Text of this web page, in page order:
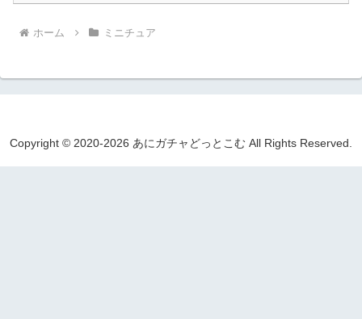
ホーム ミニチュア
Copyright © 2020-2026 あにガチャどっとこむ All Rights Reserved.